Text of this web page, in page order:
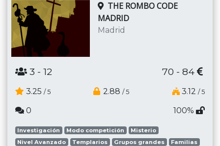
THE ROMBO CODE
MADRID
Madrid
3 - 12 70 - 84
3.25 / 5 2.88 / 5 3.12 / 5
0 100%
Investigación Modo competición
Misterio
Nivel Avanzado
Templarios Grupos grandes
Familias